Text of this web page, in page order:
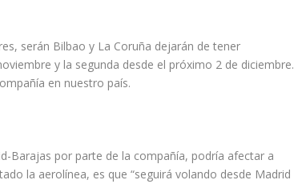
serán Bilbao y La Coruña dejarán de tener
y la segunda desde el próximo 2 de diciembre.
en nuestro país.
Barajas por parte de la compañía, podría afectar a
la aerolínea, es que “seguirá volando desde Madrid